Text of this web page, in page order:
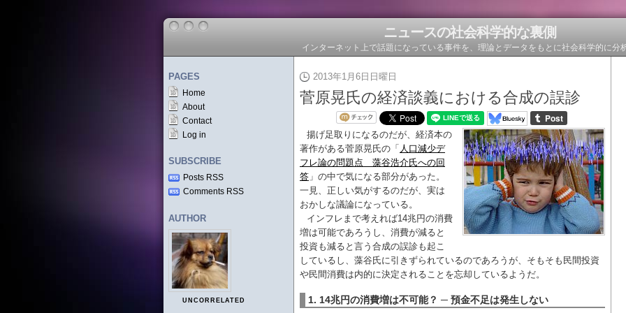
ニュースの社会科学的な裏側
インターネット上で話題になっている事件を、理論とデータをもとに社会科学的に分
PAGES
Home
About
Contact
Log in
SUBSCRIBE
Posts RSS
Comments RSS
AUTHOR
UNCORRELATED
2013年1月6日日曜日
菅原晃氏の経済談義における合成の誤診
揚げ足取りになるのだが、経済本の
著作がある菅原晃氏の「 人口減少デ
フレ論の問題点 藻谷浩介氏への回
答 」の中で気になる部分があった。
一見、正しい気がするのだが、実は
おかしな議論になっている。
インフレまで考えれば14兆円の消費
増は可能であろうし、消費が減ると
投資も減ると言う合成の誤診も起こ
しているし、藻谷氏に引きずられているのであろうが、そもそも民間投資
や民間消費は内的に決定されることを忘却しているようだ。
1. 14兆円の消費増は不可能？ ─ 預金不足は発生しない